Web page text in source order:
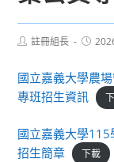
Post註冊組長
Post
國立嘉義大學農
專班招生資訊
國立嘉義大學
招生簡章
下載